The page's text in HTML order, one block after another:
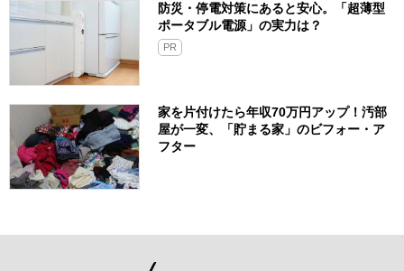
防災・停電対策にあると安心。「超薄型
ポータブル電源」の実力は？​
PR
家を片付けたら年収70万円アップ！汚部
屋が一変、「貯まる家」のビフォー・ア
フター